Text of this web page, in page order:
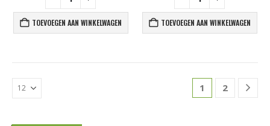
TOEVOEGEN AAN WINKELWAGEN TOEVOEGEN AAN WINKELWAGEN
1 2